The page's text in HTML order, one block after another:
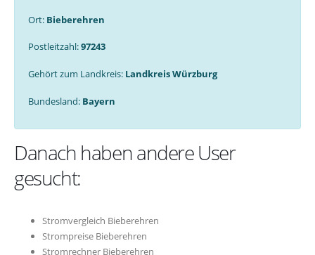
Ort: Bieberehren
Postleitzahl:97243
Gehört zum Landkreis: Landkreis Würzburg
Bundesland: Bayern
Danach haben andere User
gesucht:
Stromvergleich Bieberehren
Strompreise Bieberehren
Stromrechner Bieberehren